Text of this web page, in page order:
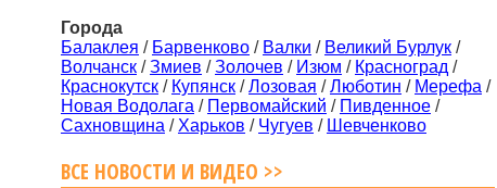
Города
Балаклея / Барвенково / Валки / Великий Бурлук /
Волчанск /Змиев /Золочев / Изюм / Красноград /
Краснокутск / Купянск /Лозовая /Люботин / Мерефа /
Новая Водолага / Первомайский / Пивденное /
Сахновщина / Харьков / Чугуев / Шевченково
ВСЕ НОВОСТИ И ВИДЕО >>